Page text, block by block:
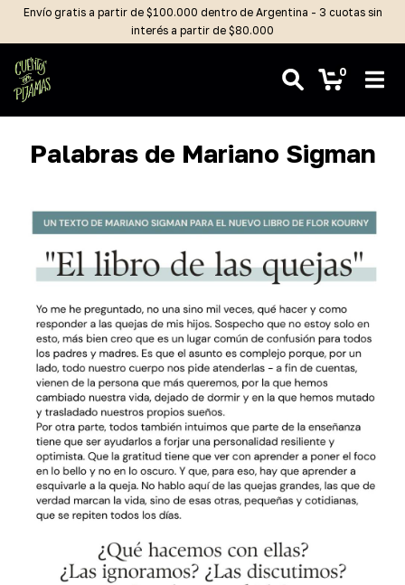
Envío gratis a partir de $100.000 dentro de Argentina - 3 cuotas sin
interés a partir de $80.000
0
Palabras de Mariano Sigman